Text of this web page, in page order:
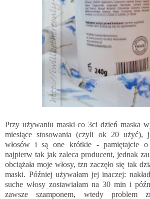
Przy używaniu maski co 3ci dzień maska
miesiące stosowania (czyli ok 20 użyć),
włosów i są one krótkie - pamiętajcie
najpierw tak jak zaleca producent, jednak
obciążała moje włosy, tzn zaczęło się tak
maski. Później używałam jej inaczej:
suche włosy zostawiałam na 30 min i
zawsze szamponem, wtedy problem